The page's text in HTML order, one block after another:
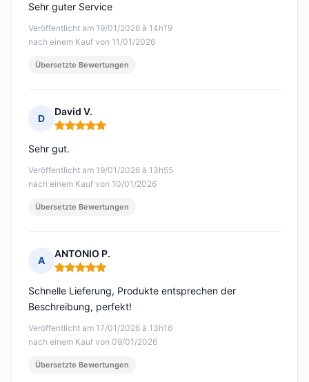
Veröffentlicht am 19/01/2026 à 14h19
nach einem Kauf von 11/01/2026
Sehr guter Service
Übersetzte Bewertungen
D
David V.
Hinweis: 5 von 5
Veröffentlicht am 19/01/2026 à 13h55
nach einem Kauf von 10/01/2026
Sehr gut.
Übersetzte Bewertungen
A
ANTONIO P.
Hinweis: 5 von 5
Veröffentlicht am 17/01/2026 à 13h16
nach einem Kauf von 09/01/2026
Schnelle Lieferung, Produkte entsprechen der
Beschreibung, perfekt!
Übersetzte Bewertungen